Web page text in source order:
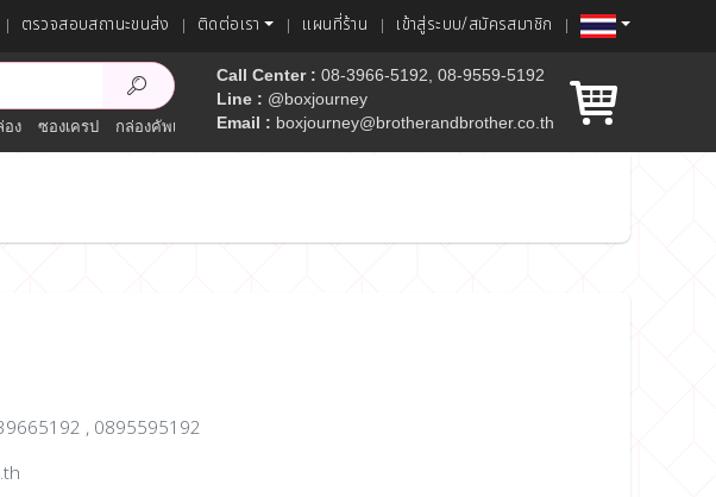
ตรวจสอบสถานะขนส่ง ติดต่อเรา แผนที่ร้าน เข้าสู่ระบบ/สมัครสมาชิก
อง ซองเครป กล่องคัพเค้ก
Call Center : 08-3966-5192, 08-9559-5192
Line : @boxjourney
Email : boxjourney@brotherandbrother.co.th
, 0895595192